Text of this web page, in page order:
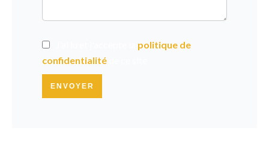
politique de
confidentialité
ENVOYER